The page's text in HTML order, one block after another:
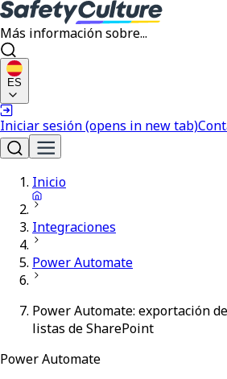
Más información sobre...
ES
Iniciar sesión(opens in new tab)
Inicio
Integraciones
Power Automate
Power Automate: exportación
listas de SharePoint
Power Automate